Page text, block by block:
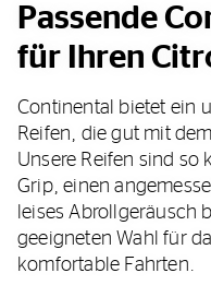
Passende
für Ihren
Continental bietet ein
Reifen, die gut mit dem
Unsere Reifen sind so
Grip, einen
leises Abrollgeräusch
geeigneten Wahl für
komfortable Fahrten.